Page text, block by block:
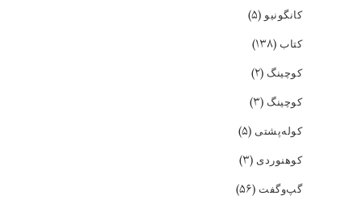
کانگونیو(۵)
کتاب (۱۳۸)
کوچینگ (۲)
کوچینگ (۳)
کوله‌پشتی (۵)
کوهنوردی (۳)
گپ‌و‌گفت (۵۶)